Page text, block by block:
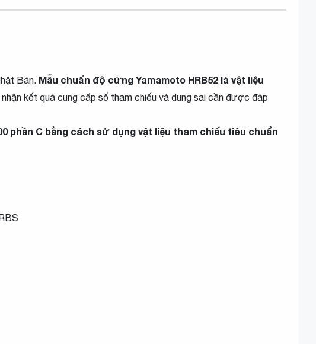
Bản. Mẫu chuẩn độ cứng Yamamoto HRB52 là vật liệu
kết quả cung cấp số tham chiếu và dung sai cần được đáp
phần C bằng cách sử dụng vật liệu tham chiếu tiêu chuẩn